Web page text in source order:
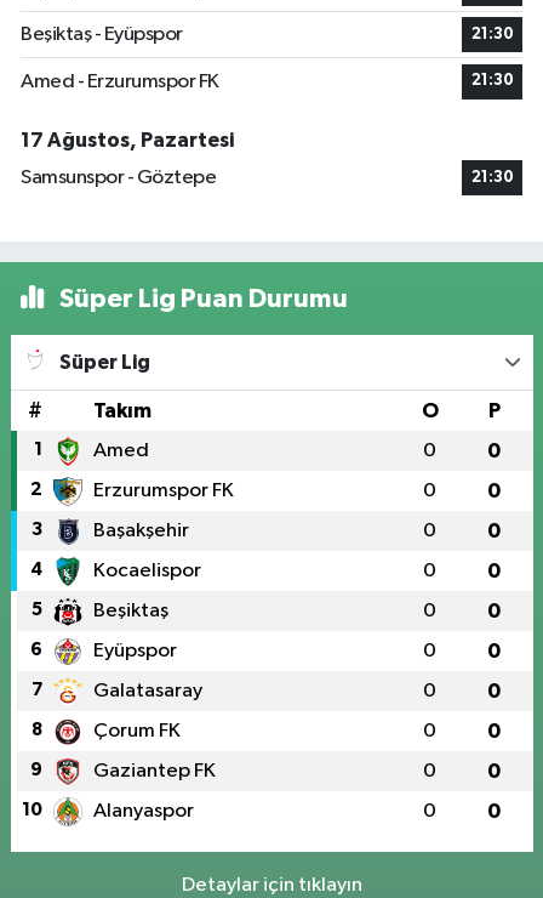
Beşiktaş - Eyüpspor 21:30
Amed - Erzurumspor FK 21:30
17 Ağustos, Pazartesi
Samsunspor - Göztepe
21:30
Süper Lig Puan Durumu
Süper Lig
# Takım O P
1 Amed 0 0
2 Erzurumspor FK 0 0
3 Başakşehir 0 0
4 Kocaelispor 0 0
5 Beşiktaş 0 0
6 Eyüpspor 0 0
7 Galatasaray 0 0
8 Çorum FK 0 0
9 Gaziantep FK 0 0
10 Alanyaspor 0 0
Detaylar için tıklayın